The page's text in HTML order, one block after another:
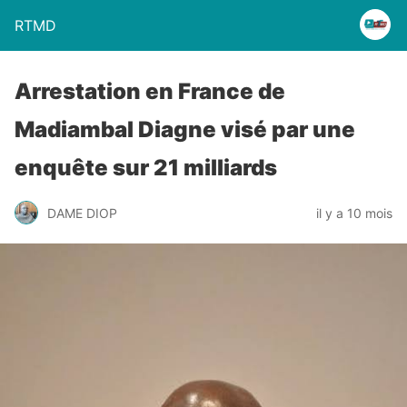
RTMD
Arrestation en France de
Madiambal Diagne visé par une
enquête sur 21 milliards
DAME DIOP il y a 10 mois